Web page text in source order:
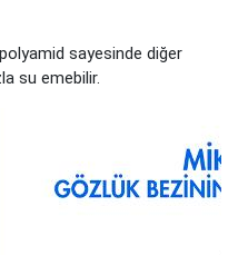
sayesinde diğer
su emebilir.